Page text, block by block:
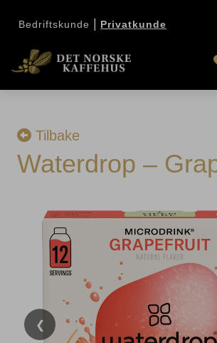
Bedriftskunde Privatkunde
Tilbake
Waterdrop –
❮